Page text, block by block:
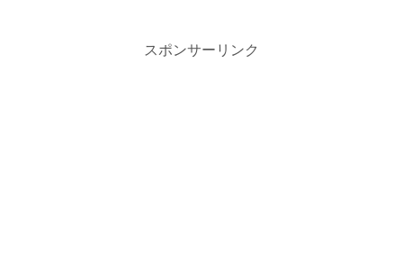
スポンサーリンク